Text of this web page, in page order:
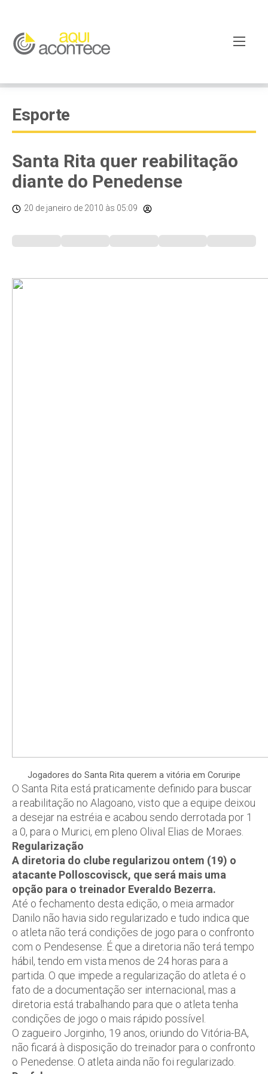
Esporte
Santa Rita quer reabilitação
diante do Penedense
20 de janeiro de 2010 às 05:09
Jogadores do Santa Rita querem a vitória em Coruripe
O Santa Rita está praticamente definido para buscar
a reabilitação no Alagoano, visto que a equipe deixou
a desejar na estréia e acabou sendo derrotada por 1
a 0, para o Murici, em pleno Olival Elias de Moraes.
Regularização
A diretoria do clube regularizou ontem (19) o
atacante Polloscovisck, que será mais uma
opção para o treinador Everaldo Bezerra.
Até o fechamento desta edição, o meia armador
Danilo não havia sido regularizado e tudo indica que
o atleta não terá condições de jogo para o confronto
com o Pendesense. É que a diretoria não terá tempo
hábil, tendo em vista menos de 24 horas para a
partida. O que impede a regularização do atleta é o
fato de a documentação ser internacional, mas a
diretoria está trabalhando para que o atleta tenha
condições de jogo o mais rápido possível.
O zagueiro Jorginho, 19 anos, oriundo do Vitória-BA,
não ficará à disposição do treinador para o confronto
o Penedense. O atleta ainda não foi regularizado.